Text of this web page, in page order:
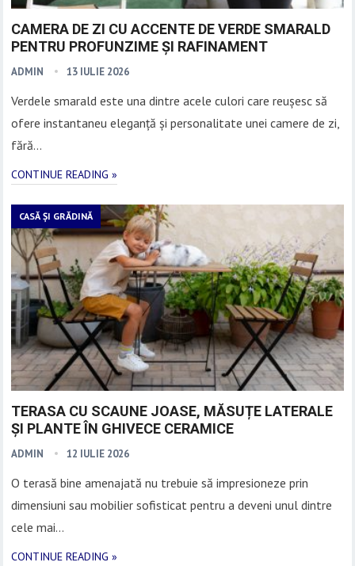
CAMERA DE ZI CU ACCENTE DE VERDE SMARALD
PENTRU PROFUNZIME ȘI RAFINAMENT
ADMIN 13 IULIE 2026
Verdele smarald este una dintre acele culori care reușesc să
ofere instantaneu eleganță și personalitate unei camere de zi,
fără…
CONTINUE READING »
CASĂ ȘI GRĂDINĂ
TERASA CU SCAUNE JOASE, MĂSUȚE LATERALE
ȘI PLANTE ÎN GHIVECE CERAMICE
ADMIN 12 IULIE 2026
O terasă bine amenajată nu trebuie să impresioneze prin
dimensiuni sau mobilier sofisticat pentru a deveni unul dintre
cele mai…
CONTINUE READING »